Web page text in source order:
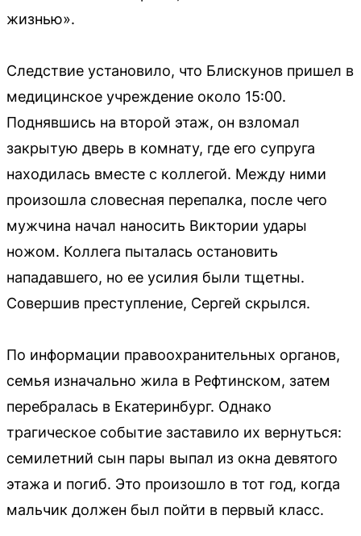
жизнью».
Следствие установило, что Блискунов пришел в
медицинское учреждение около 15:00.
Поднявшись на второй этаж, он взломал
закрытую дверь в комнату, где его супруга
находилась вместе с коллегой. Между ними
произошла словесная перепалка, после чего
мужчина начал наносить Виктории удары
ножом. Коллега пыталась остановить
нападавшего, но ее усилия были тщетны.
Совершив преступление, Сергей скрылся.
По информации правоохранительных органов,
семья изначально жила в Рефтинском, затем
перебралась в Екатеринбург. Однако
трагическое событие заставило их вернуться:
семилетний сын пары выпал из окна девятого
этажа и погиб. Это произошло в тот год, когда
мальчик должен был пойти в первый класс.